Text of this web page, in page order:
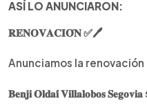
ASÍ LO ANUNCIARON:
𝐑𝐄𝐍𝐎𝐕𝐀𝐂𝐈𝐎́𝐍 ✅🖊️
Anunciamos la
𝐁𝐞𝐧𝐣𝐢 𝐎𝐥𝐝𝐚𝐢́ 𝐕𝐢𝐥𝐥𝐚𝐥𝐨𝐛𝐨𝐬